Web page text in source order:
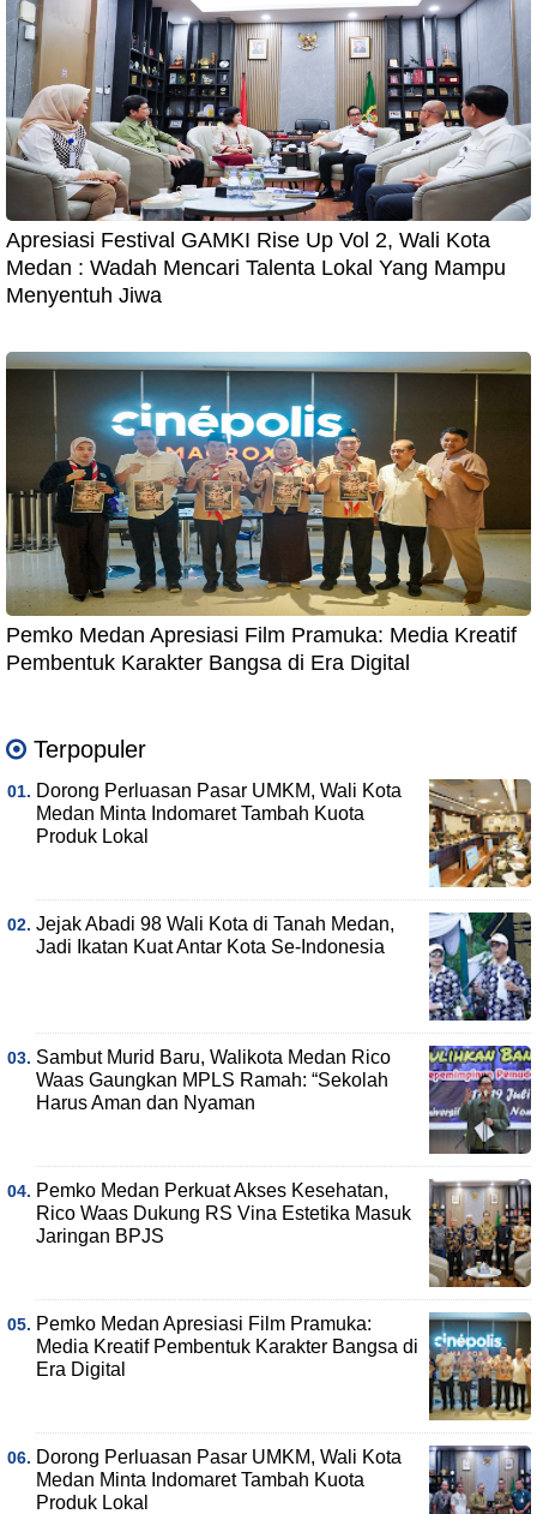
Apresiasi Festival GAMKI Rise Up Vol 2, Wali Kota
Medan : Wadah Mencari Talenta Lokal Yang Mampu
Menyentuh Jiwa
Pemko Medan Apresiasi Film Pramuka: Media Kreatif
Pembentuk Karakter Bangsa di Era Digital
Terpopuler
Dorong Perluasan Pasar UMKM, Wali Kota
Medan Minta Indomaret Tambah Kuota
Produk Lokal
Jejak Abadi 98 Wali Kota di Tanah Medan,
Jadi Ikatan Kuat Antar Kota Se-Indonesia
Sambut Murid Baru, Walikota Medan Rico
Waas Gaungkan MPLS Ramah: “Sekolah
Harus Aman dan Nyaman
Pemko Medan Perkuat Akses Kesehatan,
Rico Waas Dukung RS Vina Estetika Masuk
Jaringan BPJS
Pemko Medan Apresiasi Film Pramuka:
Media Kreatif Pembentuk Karakter Bangsa di
Era Digital
Dorong Perluasan Pasar UMKM, Wali Kota
Medan Minta Indomaret Tambah Kuota
Produk Lokal